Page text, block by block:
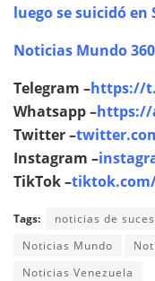
luego se suicidó en
Noticias Mundo
Telegram –https://
Whatsapp –https://
Twitter –
Instagram –
TikTok –
Tags: noticias de
Noticias Mundo
Noticias Venezuela